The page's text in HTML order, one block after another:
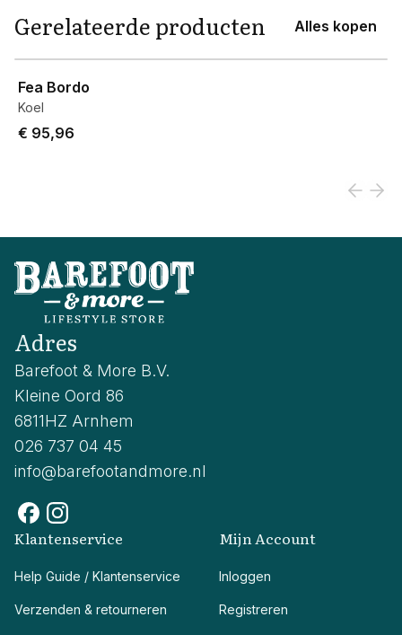
Gerelateerde producten Alles kopen
Fea Bordo
Koel
€ 95,96
Adres
Barefoot & More B.V.
Kleine Oord 86
6811HZ Arnhem
026 737 04 45
info@barefootandmore.nl
Klantenservice
Help Guide / Klantenservice
Verzenden & retourneren
Mijn Account
Inloggen
Registreren